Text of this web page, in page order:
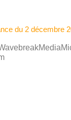
du 2 décembre